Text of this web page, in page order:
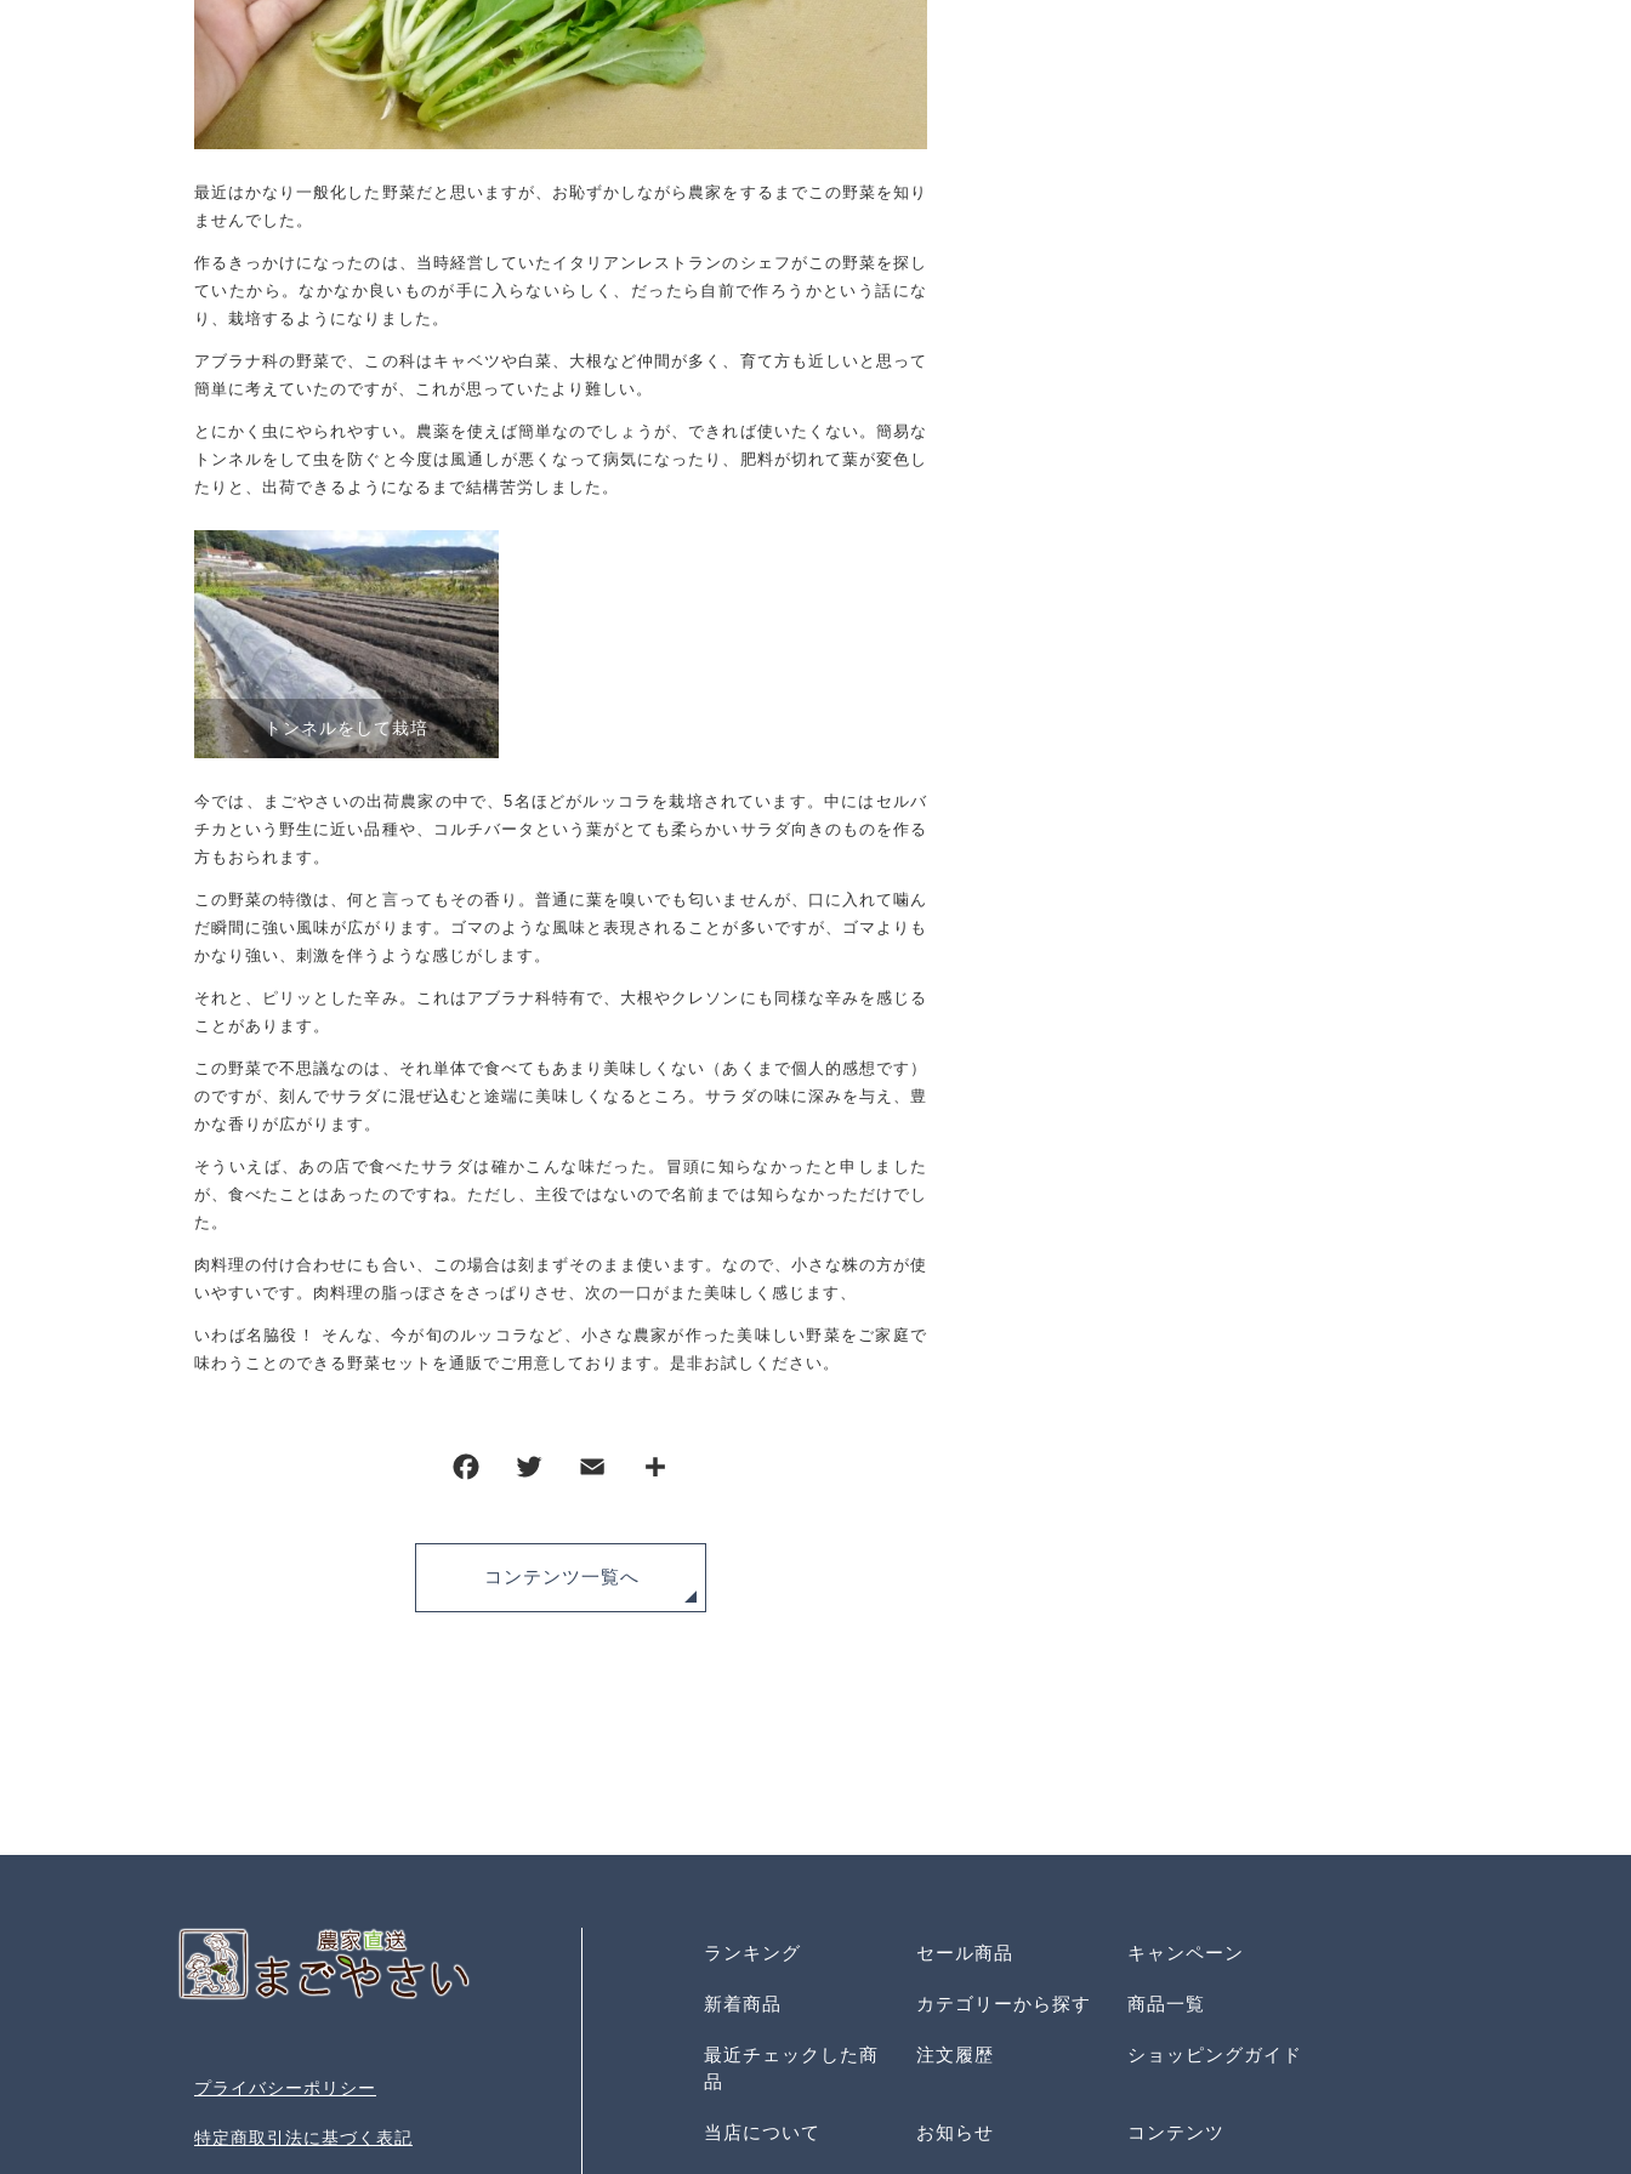
最近はかなり一般化した野菜だと思いますが、お恥ずかしながら農家をするまでこの野菜を知り
ませんでした。
作るきっかけになったのは、当時経営していたイタリアンレストランのシェフがこの野菜を探し
ていたから。なかなか良いものが手に入らないらしく、だったら自前で作ろうかという話にな
り、栽培するようになりました。
アブラナ科の野菜で、この科はキャベツや白菜、大根など仲間が多く、育て方も近しいと思って
簡単に考えていたのですが、これが思っていたより難しい。
とにかく虫にやられやすい。農薬を使えば簡単なのでしょうが、できれば使いたくない。簡易な
トンネルをして虫を防ぐと今度は風通しが悪くなって病気になったり、肥料が切れて葉が変色し
たりと、出荷できるようになるまで結構苦労しました。
トンネルをして栽培
今では、まごやさいの出荷農家の中で、5名ほどがルッコラを栽培されています。中にはセルバ
チカという野生に近い品種や、コルチバータという葉がとても柔らかいサラダ向きのものを作る
方もおられます。
この野菜の特徴は、何と言ってもその香り。普通に葉を嗅いでも匂いませんが、口に入れて噛ん
だ瞬間に強い風味が広がります。ゴマのような風味と表現されることが多いですが、ゴマよりも
かなり強い、刺激を伴うような感じがします。
それと、ピリッとした辛み。これはアブラナ科特有で、大根やクレソンにも同様な辛みを感じる
ことがあります。
この野菜で不思議なのは、それ単体で食べてもあまり美味しくない（あくまで個人的感想です）
のですが、刻んでサラダに混ぜ込むと途端に美味しくなるところ。サラダの味に深みを与え、豊
かな香りが広がります。
そういえば、あの店で食べたサラダは確かこんな味だった。冒頭に知らなかったと申しました
が、食べたことはあったのですね。ただし、主役ではないので名前までは知らなかっただけでし
た。
肉料理の付け合わせにも合い、この場合は刻まずそのまま使います。なので、小さな株の方が使
いやすいです。肉料理の脂っぽさをさっぱりさせ、次の一口がまた美味しく感じます、
いわば名脇役！ そんな、今が旬のルッコラなど、小さな農家が作った美味しい野菜をご家庭で
味わうことのできる野菜セットを通販でご用意しております。是非お試しください。
F
c
e
b
T
tt
er
ai
l
コンテンツ一覧へ
プライバシーポリシー
特定商取引法に基づく表記
ランキング セール商品 キャンペーン
新着商品 カテゴリーから探す 商品一覧
最近チェックした商
品
注文履歴 ショッピングガイド
当店について お知らせ コンテンツ